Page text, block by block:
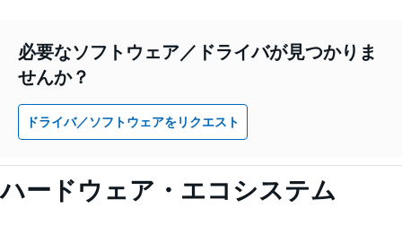
必要なソフトウェア／ドライバが見つかりま
せんか？
ドライバ／ソフトウェアをリクエスト
ハードウェア・エコシステム